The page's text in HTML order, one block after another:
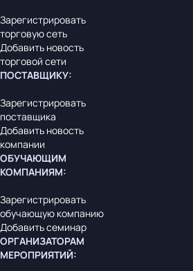
Зарегистрировать
торговую сеть
Добавить новость
торговой сети
ПОСТАВЩИКУ:
Зарегистрировать
поставщика
Добавить новость
компании
ОБУЧАЮЩИМ
КОМПАНИЯМ:
Зарегистрировать
обучающую компанию
Добавить семинар
ОРГАНИЗАТОРАМ
МЕРОПРИЯТИЙ: